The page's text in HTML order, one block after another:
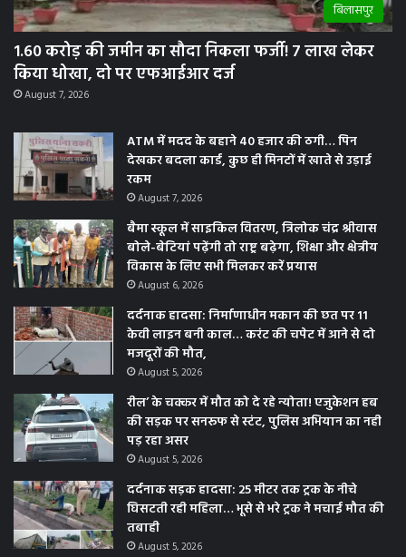
बिलासपुर
1.60 करोड़ की जमीन का सौदा निकला फर्जी! 7 लाख लेकर
किया धोखा, दो पर एफआईआर दर्ज
August 7, 2026
ATM में मदद के बहाने 40 हजार की ठगी… पिन
देखकर बदला कार्ड, कुछ ही मिनटों में खाते से उड़ाई
रकम
August 7, 2026
बैमा स्कूल में साइकिल वितरण, त्रिलोक चंद्र श्रीवास
बोले-बेटियां पढ़ेंगी तो राष्ट्र बढ़ेगा, शिक्षा और क्षेत्रीय
विकास के लिए सभी मिलकर करें प्रयास
August 6, 2026
दर्दनाक हादसा: निर्माणाधीन मकान की छत पर 11
केवी लाइन बनी काल… करंट की चपेट में आने से दो
मजदूरों की मौत,
August 5, 2026
रील’ के चक्कर में मौत को दे रहे न्योता! एजुकेशन हब
की सड़क पर सनरूफ से स्टंट, पुलिस अभियान का नही
पड़ रहा असर
August 5, 2026
दर्दनाक सड़क हादसा: 25 मीटर तक ट्रक के नीचे
घिसटती रही महिला… भूसे से भरे ट्रक ने मचाई मौत की
तबाही
August 5, 2026